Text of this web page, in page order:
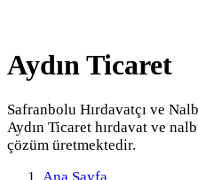
Aydın Ticaret
Safranbolu Hırdavatçı ve
Aydın Ticaret hırdavat ve
çözüm üretmektedir.